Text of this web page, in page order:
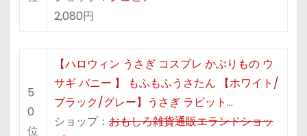
2,080円
5
0
位
【ハロウィン うさぎ コスプレ かぶりもの ウ
サギ バニー 】 もふもふうさたん 【ホワイト/
ブラック/グレー】うさぎ ラビット…
ショップ：おもしろ雑貨通販エランドショッ